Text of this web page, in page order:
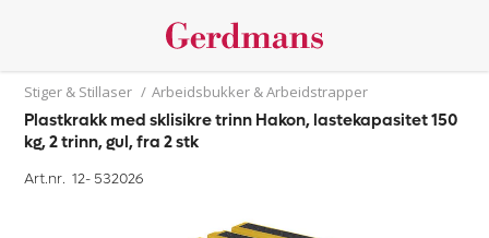
Stiger & Stillaser / Arbeidsbukker & Arbeidstrapper
Plastkrakk med sklisikre trinn Hakon, lastekapasitet 150
kg, 2 trinn, gul, fra 2 stk
Art.nr. 12- 532026